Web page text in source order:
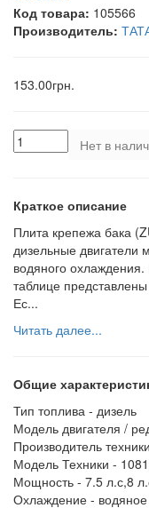
Код товара: 105566
Производитель:
153.00грн.
Нет в
Краткое описание
Плита крепежа бака
дизельные двигатели
водяного
таблице
Ес...
Читать далее...
Общие
Тип топлива - дизель
Модель двигателя /
Производитель
Модель Техники -
Мощность - 7.5 л.с,8
Охлаждение - водяное